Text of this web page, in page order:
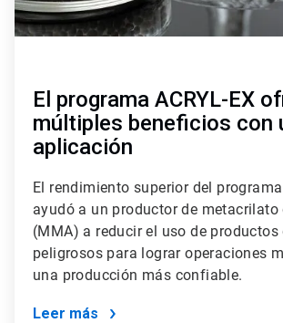
El programa ACRYL-EX
múltiples beneficios con
aplicación
El rendimiento superior del programa
ayudó a un productor de metacrilato
(MMA) a reducir el uso de
peligrosos para lograr operaciones
una producción más confiable.
Leer más